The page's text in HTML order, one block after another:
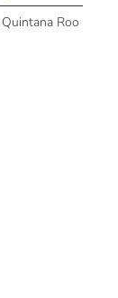
Roo